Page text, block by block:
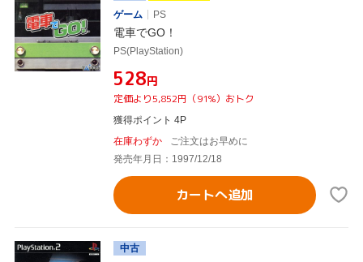
ゲーム
PS
電車でGO！
PS(PlayStation)
¥528円
定価より5,852円（91%）おトク
獲得ポイント 4P
在庫わずか
ご注文はお早めに
発売年月日：1997/12/18
カートへ追加
中古